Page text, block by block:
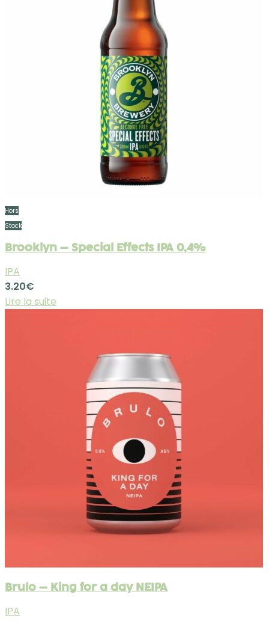
Hors
Stock
Brooklyn – Special Effects IPA 0,4%
IPA
3.20€
Lire la suite
Brulo – King for a day NEIPA
IPA